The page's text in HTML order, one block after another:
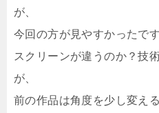
が、
今回の方が見やすかったです
スクリーンが違うのか？技
が、
前の作品は角度を少し変え